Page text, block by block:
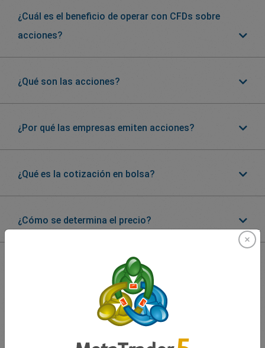
¿Cuál es el beneficio de operar con CFDs sobre
acciones?
¿Qué son las acciones?
¿Por qué las empresas emiten acciones?
¿Qué es la cotización en bolsa?
¿Cómo se determina el precio?
Lo que dicen nuestros
traders sobre nosotros